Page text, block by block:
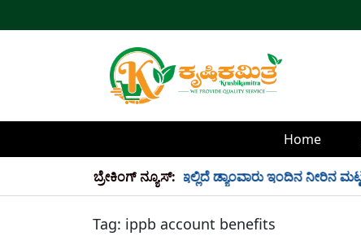
Home
ಬ್ರೇಕಿಂಗ್ ನ್ಯೂಸ್:
34 TMC ನೀರು ಸಂಗ್ರಹ! ಇಲ್ಲಿದೆ ಡ್ಯಾಂವಾರು ಇಂದಿನ ನೀರಿನ ಮಟ್ಟ!
Tag: ippb account benefits